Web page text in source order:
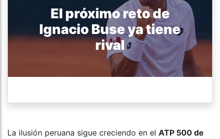
El próximo reto de
Ignacio Buse ya tiene
rival
La ilusión peruana sigue creciendo en el ATP 500 de